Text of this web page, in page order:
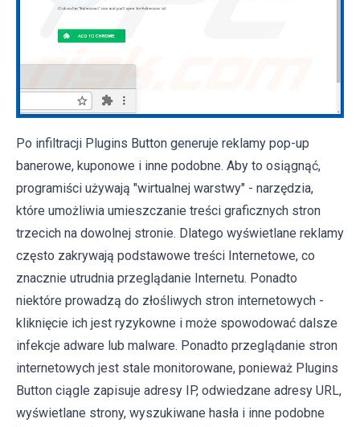
Po infiltracji Plugins Button generuje reklamy pop-up
banerowe, kuponowe i inne podobne. Aby to osiągnąć,
programiści używają "wirtualnej warstwy" - narzędzia,
które umożliwia umieszczanie treści graficznych stron
trzecich na dowolnej stronie. Dlatego wyświetlane reklamy
często zakrywają podstawowe treści Internetowe, co
znacznie utrudnia przeglądanie Internetu. Ponadto
niektóre prowadzą do złośliwych stron internetowych -
kliknięcie ich jest ryzykowne i może spowodować dalsze
infekcje adware lub malware. Ponadto przeglądanie stron
internetowych jest stale monitorowane, ponieważ Plugins
Button ciągle zapisuje adresy IP, odwiedzane adresy URL,
wyświetlane strony, wyszukiwane hasła i inne podobne